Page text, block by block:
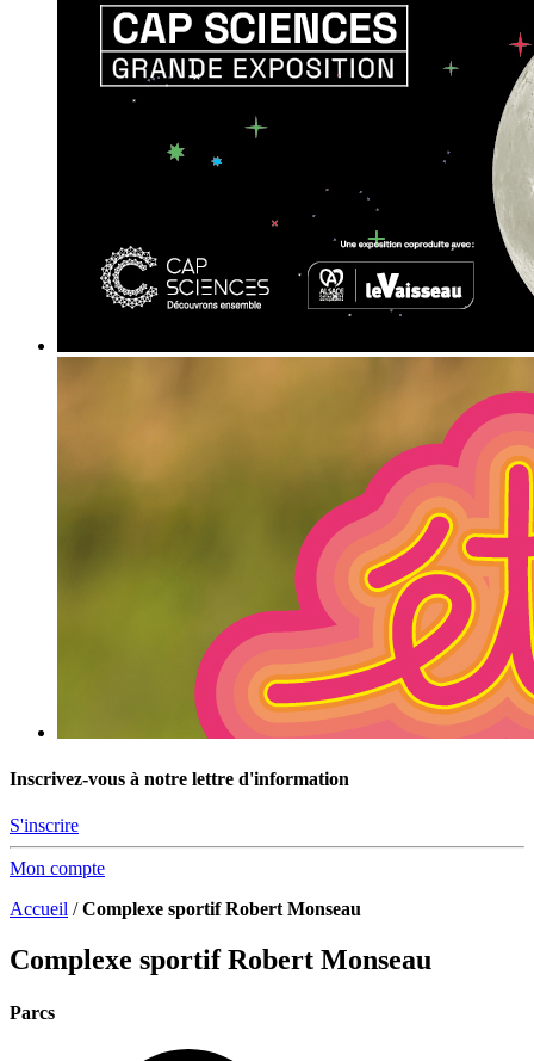
Inscrivez-vous à notre lettre d'information
S'inscrire
Mon compte
Accueil /Complexe sportif Robert Monseau
Complexe sportif Robert Monseau
Parcs